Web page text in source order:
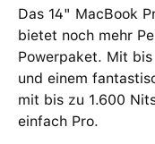
Das 14" MacBook
bietet noch mehr
Powerpaket. Mit
und einem
mit bis zu 1.600
einfach Pro.